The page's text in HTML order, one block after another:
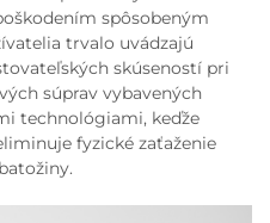
spôsobeným
trvalo uvádzajú
skúseností pri
súprav vybavených
technológiami, keďže
fyzické zaťaženie